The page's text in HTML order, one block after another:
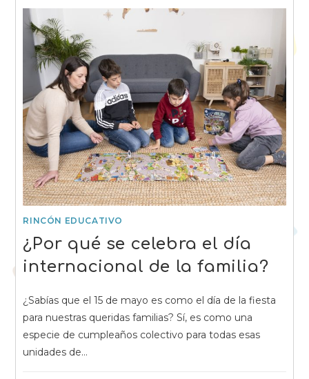
RINCÓN EDUCATIVO
¿Por qué se celebra el día
internacional de la familia?
¿Sabías que el 15 de mayo es como el día de la fiesta
para nuestras queridas familias? Sí, es como una
especie de cumpleaños colectivo para todas esas
unidades de…